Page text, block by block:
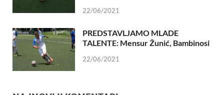
22/06/2021
PREDSTAVLJAMO MLADE
TALENTE: Mensur Žunić, Bambinosi
22/06/2021